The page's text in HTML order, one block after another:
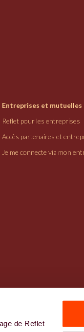
de Reflet
Entreprises et mutuelles
Reflet pour les entreprises
Accès partenaires et
Je me connecte via mon